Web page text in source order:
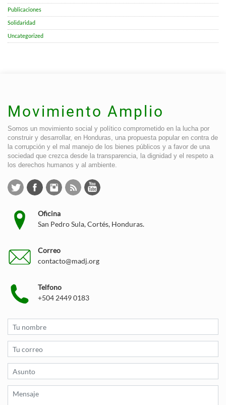
Publicaciones
Solidaridad
Uncategorized
Movimiento Amplio
Somos un movimiento social y político comprometido en la lucha por
construir y desarrollar, en Honduras, una propuesta popular en contra de
la corrupción y el mal manejo de los bienes públicos y a favor de una
sociedad que crezca desde la transparencia, la dignidad y el respeto a
los derechos humanos y al ambiente.
Oficina
San Pedro Sula, Cortés, Honduras.
Correo
contacto@madj.org
Telfono
+504 2449 0183